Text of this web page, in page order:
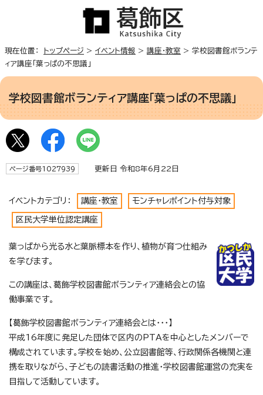
現在位置： トップページ > イベント情報 > 講座・教室 > 学校図書館ボランテ
ィア講座「葉っぱの不思議」
学校図書館ボランティア講座「葉っぱの不思議」
ページ番号1027939 更新日 令和8年6月22日
イベントカテゴリ： 講座・教室 モンチャレポイント付与対象
区民大学単位認定講座
葉っぱから光る水と葉脈標本を作り、植物が育つ仕組み
を学びます。
この講座は、葛飾学校図書館ボランティア連絡会との協
働事業です。
【葛飾学校図書館ボランティア連絡会とは・・・】
平成16年度に発足した団体で区内のPTAを中心としたメンバーで
構成されています。学校を始め、公立図書館等、行政関係各機関と連
携を取りながら、子どもの読書活動の推進・学校図書館運営の充実を
目指して活動しています。